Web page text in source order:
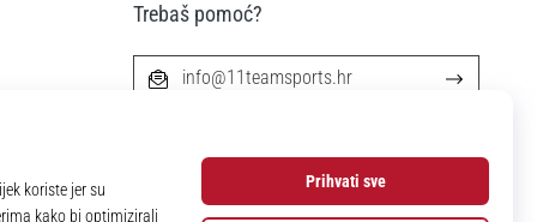
Trebaš pomoć?
info@11teamsports.hr